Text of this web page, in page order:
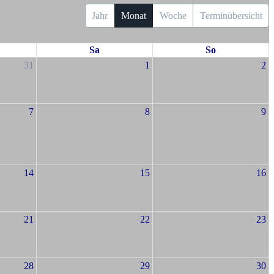
Jahr Monat Woche Terminübersicht
Sa
So
31
1 2
7 8 9
14 15 16
21 22 23
28 29 30